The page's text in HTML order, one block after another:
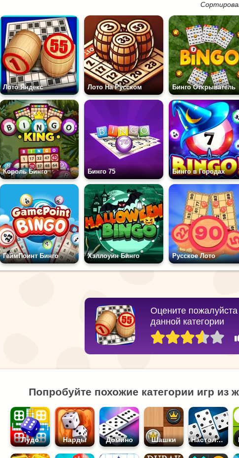
Лото Яндекс Лото На Русском Бинго Открыватель
Король Бинго Бинго 75 Бинго в Городах
ГеймПоинт Бинго Хэллоуин Бинго Русское Лото
Оцените пожалуйста
данной категории
Попробуйте похожие категории игр
Лудо Нарды Домино Шашки Настольные